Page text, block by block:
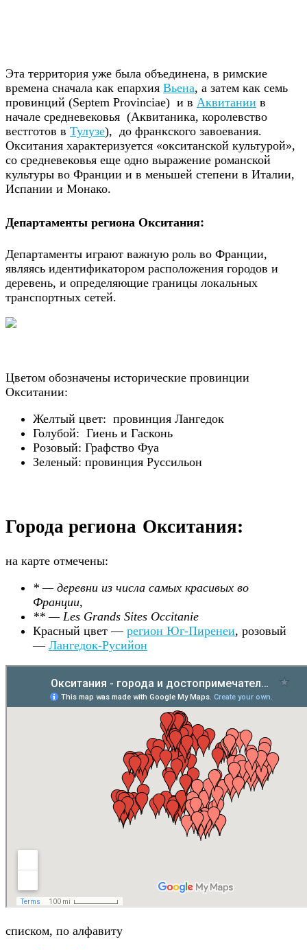
Эта территория уже была объединена, в римские
времена сначала как епархия Вьена, а затем как семь
провинций (Septem Provinciae) и в Аквитании в
начале средневековья (Аквитаника, королевство
вестготов в Тулузе), до франкского завоевания.
Окситания характеризуется «окситанской культурой»,
со средневековья еще одно выражение романской
культуры во Франции и в меньшей степени в Италии,
Испании и Монако.
Департаменты региона Окситания:
Департаменты играют важную роль во Франции,
являясь идентификатором расположения городов и
деревень, и определяющие границы локальных
транспортных сетей.
Цветом обозначены исторические провинции
Окситании:
Желтый цвет: провинция Лангедок
Голубой: Гиень и Гасконь
Розовый: Графство Фуа
Зеленый: провинция Руссильон
Города региона Окситания:
на карте отмечены:
* — деревни из числа самых красивых во
Франции,
** — Les Grands Sites Occitanie
Красный цвет — регион Юг-Пиренеи, розовый
— Лангедок-Русийон
списком, по алфавиту